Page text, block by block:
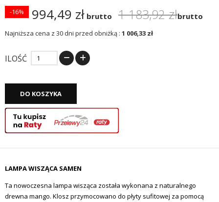
994,49 zł brutto 1 183,92 złbrutto
-16%
Najniższa cena z 30 dni przed obniżką : 1 006,33 zł
ILOŚĆ
DO KOSZYKA
LAMPA WISZĄCA SAMEN
Ta nowoczesna lampa wisząca została wykonana z naturalnego
drewna mango. Klosz przymocowano do płyty sufitowej za pomocą